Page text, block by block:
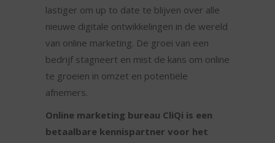
lastiger om up to date te blijven over alle
nieuwe digitale ontwikkelingen in de wereld
van online marketing. De groei van een
bedrijf stagneert en mist de kans om online
te groeien in omzet en potentiële
afnemers.
Online marketing bureau CliQi is een
betaalbare kennispartner voor het